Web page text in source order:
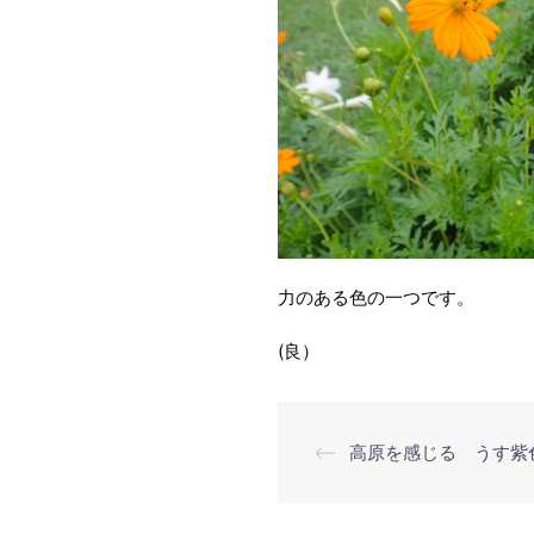
力のある色の一つです。
(良）
投
⟵ 高原を感じる うす紫